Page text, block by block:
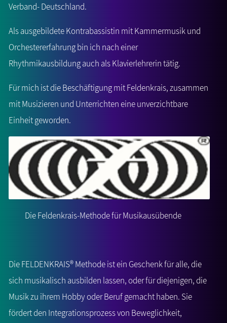
Verband- Deutschland.
Als ausgebildete Kontrabassistin mit Kammermusik und
Orchestererfahrung bin ich nach einer
Rhythmikausbildung auch als Klavierlehrerin tätig.
Für mich ist die Beschäftigung mit Feldenkrais, zusammen
mit Musizieren und Unterrichten eine unverzichtbare
Einheit geworden.
Die Feldenkrais-Methode für Musikausübende
Die FELDENKRAIS® Methode ist ein Geschenk für alle, die
sich musikalisch ausbilden lassen, oder für diejenigen, die
Musik zu ihrem Hobby oder Beruf gemacht haben. Sie
fördert den Integrationsprozess von Beweglichkeit,